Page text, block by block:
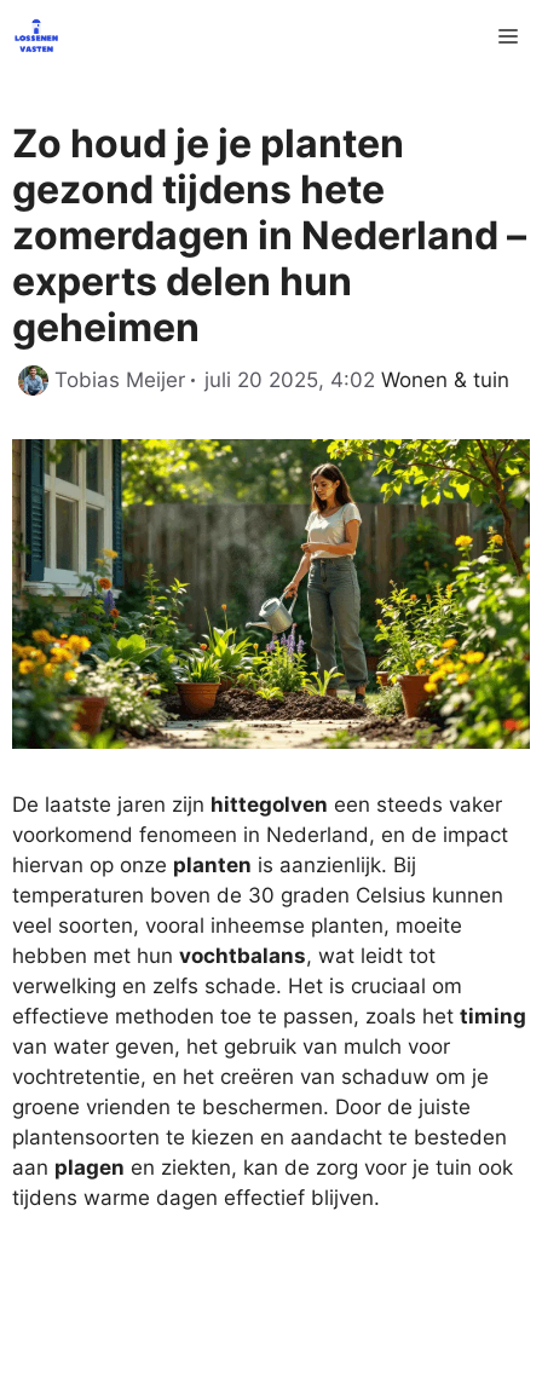
naar
Zo houd je je planten
gezond tijdens hete
zomerdagen in Nederland –
experts delen hun
geheimen
Tobias Meijer juli 20 2025, 4:02 Categorieën
Wonen & tuin
De laatste jaren zijn hittegolven een steeds vaker
voorkomend fenomeen in Nederland, en de impact
hiervan op onze planten is aanzienlijk. Bij
temperaturen boven de 30 graden Celsius kunnen
veel soorten, vooral inheemse planten, moeite
hebben met hun vochtbalans, wat leidt tot
verwelking en zelfs schade. Het is cruciaal om
effectieve methoden toe te passen, zoals het timing
van water geven, het gebruik van mulch voor
vochtretentie, en het creëren van schaduw om je
groene vrienden te beschermen. Door de juiste
plantensoorten te kiezen en aandacht te besteden
aan plagen en ziekten, kan de zorg voor je tuin ook
tijdens warme dagen effectief blijven.